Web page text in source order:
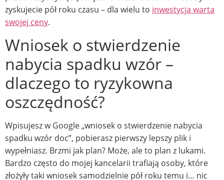
zyskujecie pół roku czasu – dla wielu to inwestycja warta
swojej ceny.
Wniosek o stwierdzenie
nabycia spadku wzór –
dlaczego to ryzykowna
oszczędność?
Wpisujesz w Google „wniosek o stwierdzenie nabycia
spadku wzór doc”, pobierasz pierwszy lepszy plik i
wypełniasz. Brzmi jak plan? Może, ale to plan z lukami.
Bardzo często do mojej kancelarii trafiają osoby, które
złożyły taki wniosek samodzielnie pół roku temu i… nic